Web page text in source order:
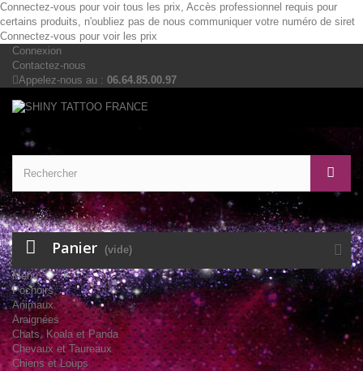
Connectez-vous pour voir tous les prix, Accès professionnel requis pour
certains produits, n'oubliez pas de nous communiquer votre numéro de siret
Connectez-vous pour voir les prix
Connexion
Contactez-nous
Appelez-nous au : 06.64.85.00.97
Panier (vide)
Menu
Pochoirs
Animaux
Araignées
Chats, Koala et Panda
Chevaux et Taureaux
Chiens et Loups